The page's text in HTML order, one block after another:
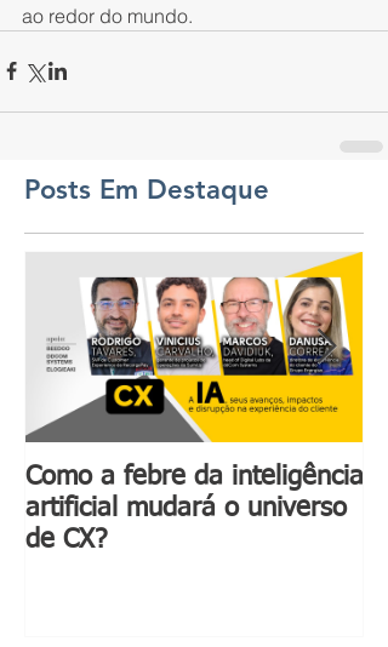
ao redor do mundo.
Posts Em Destaque
Como a febre da inteligência
artificial mudará o universo
de CX?